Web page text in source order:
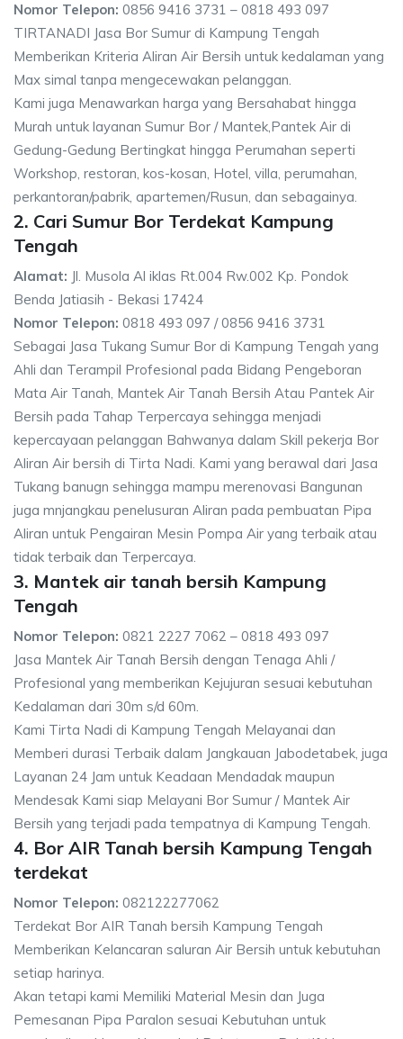
Nomor Telepon: 0856 9416 3731 – 0818 493 097
TIRTANADI Jasa Bor Sumur di Kampung Tengah
Memberikan Kriteria Aliran Air Bersih untuk kedalaman yang
Max simal tanpa mengecewakan pelanggan.
Kami juga Menawarkan harga yang Bersahabat hingga
Murah untuk layanan Sumur Bor / Mantek,Pantek Air di
Gedung-Gedung Bertingkat hingga Perumahan seperti
Workshop, restoran, kos-kosan, Hotel, villa, perumahan,
perkantoran/pabrik, apartemen/Rusun, dan sebagainya.
2. Cari Sumur Bor Terdekat Kampung
Tengah
Alamat: Jl. Musola Al iklas Rt.004 Rw.002 Kp. Pondok
Benda Jatiasih - Bekasi 17424
Nomor Telepon: 0818 493 097 / 0856 9416 3731
Sebagai Jasa Tukang Sumur Bor di Kampung Tengah yang
Ahli dan Terampil Profesional pada Bidang Pengeboran
Mata Air Tanah, Mantek Air Tanah Bersih Atau Pantek Air
Bersih pada Tahap Terpercaya sehingga menjadi
kepercayaan pelanggan Bahwanya dalam Skill pekerja Bor
Aliran Air bersih di Tirta Nadi. Kami yang berawal dari Jasa
Tukang banugn sehingga mampu merenovasi Bangunan
juga mnjangkau penelusuran Aliran pada pembuatan Pipa
Aliran untuk Pengairan Mesin Pompa Air yang terbaik atau
tidak terbaik dan Terpercaya.
3. Mantek air tanah bersih Kampung
Tengah
Nomor Telepon: 0821 2227 7062 – 0818 493 097
Jasa Mantek Air Tanah Bersih dengan Tenaga Ahli /
Profesional yang memberikan Kejujuran sesuai kebutuhan
Kedalaman dari 30m s/d 60m.
Kami Tirta Nadi di Kampung Tengah Melayanai dan
Memberi durasi Terbaik dalam Jangkauan Jabodetabek, juga
Layanan 24 Jam untuk Keadaan Mendadak maupun
Mendesak Kami siap Melayani Bor Sumur / Mantek Air
Bersih yang terjadi pada tempatnya di Kampung Tengah.
4. Bor AIR Tanah bersih Kampung Tengah
terdekat
Nomor Telepon: 082122277062
Terdekat Bor AIR Tanah bersih Kampung Tengah
Memberikan Kelancaran saluran Air Bersih untuk kebutuhan
setiap harinya.
Akan tetapi kami Memiliki Material Mesin dan Juga
Pemesanan Pipa Paralon sesuai Kebutuhan untuk